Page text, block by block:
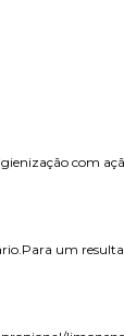
com
um